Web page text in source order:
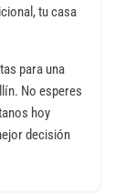
tu casa
para una
No esperes
hoy
decisión